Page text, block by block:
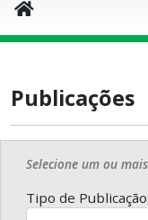
Publicações
Selecione um ou
Tipo de Publicação: